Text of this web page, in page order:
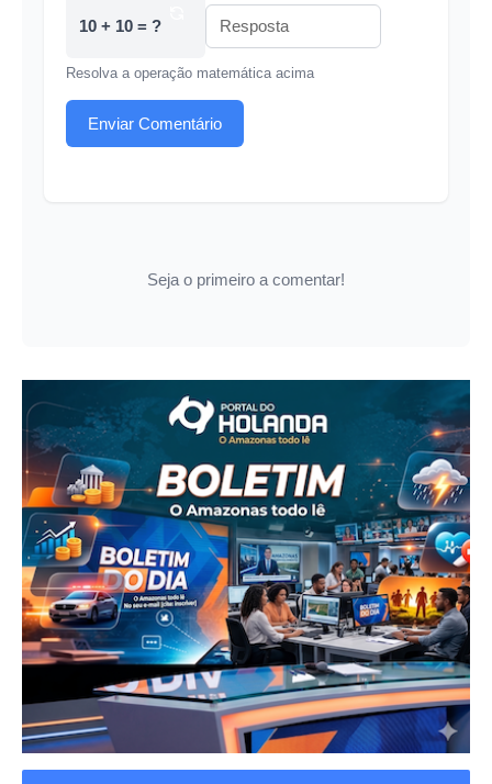
10 + 10 = ?
Resolva a operação matemática acima
Enviar Comentário
Seja o primeiro a comentar!